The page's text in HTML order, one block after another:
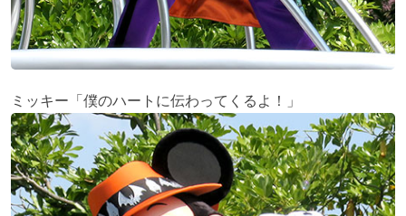
ミッキー「僕のハートに伝わってくるよ！」